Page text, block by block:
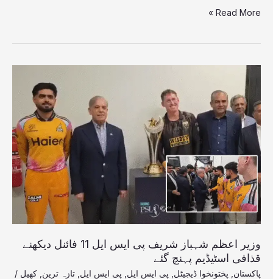
Read More »
وزیر اعظم شہباز شریف پی ایس ایل 11 فائنل دیکھنے
قذافی اسٹیڈیم پہنچ گئے
پاکستان پختونخوا ڈیجیٹل پی ایس ایل پی ایس ایل تازہ ترین کھیل /
وزیر
اعظم
شہباز
شریف
پی
ایس
ایل
11
فائنل
دیکھنے
قذافی
اسٹیڈیم
گئے